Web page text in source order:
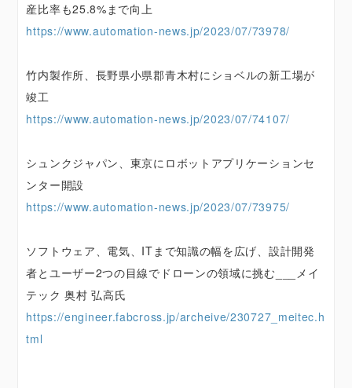
産比率も25.8%まで向上
https://www.automation-news.jp/2023/07/73978/
竹内製作所、長野県小県郡青木村にショベルの新工場が
竣工
https://www.automation-news.jp/2023/07/74107/
シュンクジャパン、東京にロボットアプリケーションセ
ンター開設
https://www.automation-news.jp/2023/07/73975/
ソフトウェア、電気、ITまで知識の幅を広げ、設計開発
者とユーザー2つの目線でドローンの領域に挑む___メイ
テック 奥村 弘高氏
https://engineer.fabcross.jp/archeive/230727_meitec.h
tml